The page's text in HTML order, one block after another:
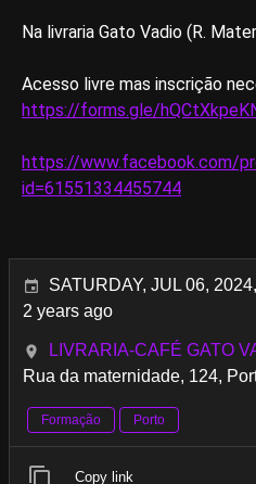
Na livraria Gato Vadio (R.
Acesso livre mas inscrição
https://forms.gle/
https://www.facebook.com/
id=61551334455744
SATURDAY, JUL 06,
2 years ago
LIVRARIA-CAFÉ GATO
Rua da maternidade, 124,
Formação Porto
Copy link